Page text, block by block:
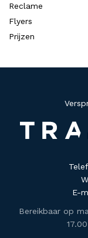
Reclame
Flyers
Prijzen
E-
Bereikbaar op